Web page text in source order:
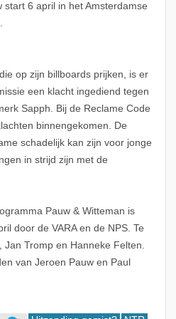
start 6 april in het Amsterdamse
op zijn billboards prijken, is er
een klacht ingediend tegen
Sapph. Bij de Reclame Code
binnengekomen. De
schadelijk kan zijn voor jonge
in strijd zijn met de
Pauw & Witteman is
door de VARA en de NPS. Te
Jan Tromp en Hanneke Felten.
van Jeroen Pauw en Paul